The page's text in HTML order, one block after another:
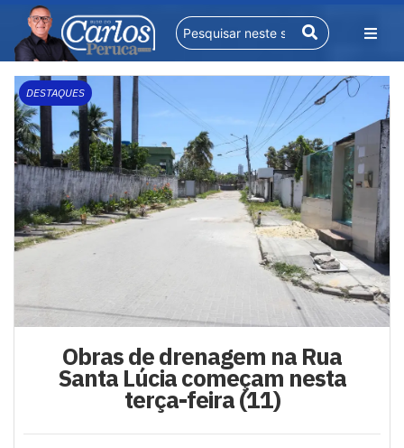
DESTAQUES
Obras de drenagem na Rua
Santa Lúcia começam nesta
terça-feira (11)